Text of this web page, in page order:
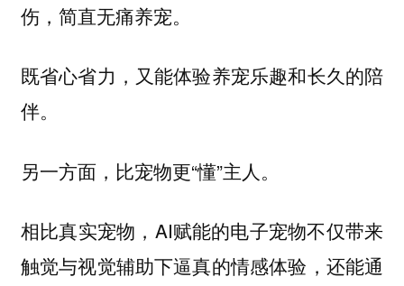
伤，简直无痛养宠。
既省心省力，又能体验养宠乐趣和长久的陪
伴。
另一方面，比宠物更“懂”主人。
相比真实宠物，AI赋能的电子宠物不仅带来
触觉与视觉辅助下逼真的情感体验，还能通